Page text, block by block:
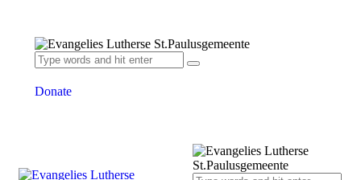
Donate